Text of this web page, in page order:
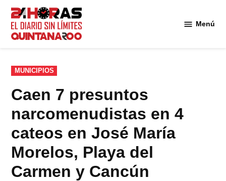
Saltar
contenido
Menú
PUBLICADO
EN
MUNICIPIOS
Caen 7 presuntos
narcomenudistas en 4
cateos en José María
Morelos, Playa del
Carmen y Cancún